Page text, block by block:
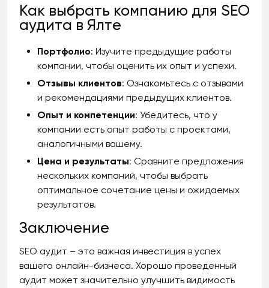
Как выбрать компанию для SEO
аудита в Ялте
Портфолио: Изучите предыдущие работы
компании, чтобы оценить их опыт и успехи.
Отзывы клиентов: Ознакомьтесь с отзывами
и рекомендациями предыдущих клиентов.
Опыт и компетенции: Убедитесь, что у
компании есть опыт работы с проектами,
аналогичными вашему.
Цена и результаты: Сравните предложения
нескольких компаний, чтобы выбрать
оптимальное сочетание цены и ожидаемых
результатов.
Заключение
SEO аудит – это важная инвестиция в успех
вашего онлайн-бизнеса. Хорошо проведенный
аудит может значительно улучшить видимость